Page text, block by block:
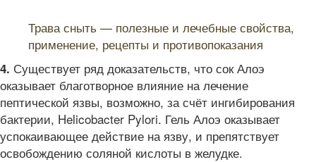
Трава сныть — полезные и лечебные свойства,
применение, рецепты и противопоказания
4. Существует ряд доказательств, что сок Алоэ
оказывает благотворное влияние на лечение
пептической язвы, возможно, за счёт ингибирования
бактерии, Helicobacter Pylori. Гель Алоэ оказывает
успокаивающее действие на язву, и препятствует
освобождению соляной кислоты в желудке.